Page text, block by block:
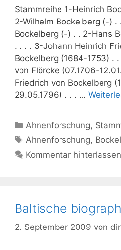
Stammreihe 1-Heinrich
2-Wilhelm Bockelberg (-) .
Bockelberg (-) . . 2-Hans
. . . . 3-Johann Heinrich
Bockelberg (1684-1753) .
von Flörcke (07.1706-
Friedrich von Bockelberg
29.05.1796) . . . …
Kategorien
Ahnenforschung,
Schlagwörter
Ahnenforschung,
Kommentar hinterlassen
Baltische
2. September 2009 von